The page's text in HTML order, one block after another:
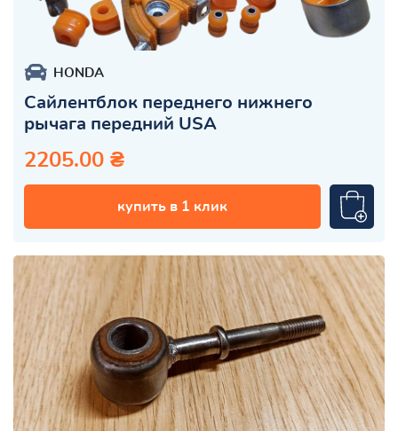
HONDA
Сайлентблок переднего нижнего
рычага передний USA
2205.00 ₴
купить в 1 клик